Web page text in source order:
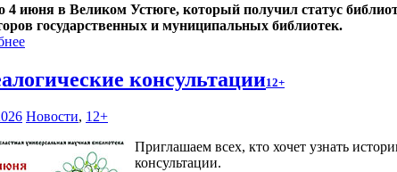
4 июня в Великом Устюге, который получил статус
государственных и муниципальных библиотек.
консультации12+
Новости, 12+
Приглашаем всех, кто хочет узнать
консультации.